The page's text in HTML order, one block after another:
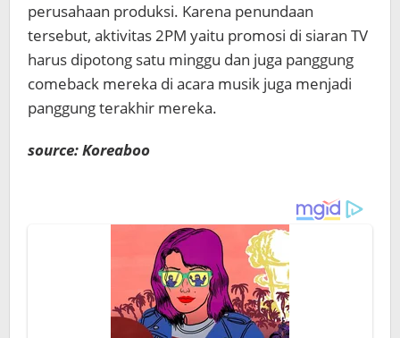
perusahaan produksi. Karena penundaan
tersebut, aktivitas 2PM yaitu promosi di siaran TV
harus dipotong satu minggu dan juga panggung
comeback mereka di acara musik juga menjadi
panggung terakhir mereka.
source: Koreaboo